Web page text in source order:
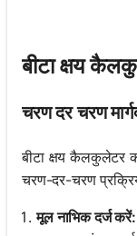
बीटा क्षय
चरण दर चरण
बीटा क्षय कैलकुलेटर
चरण-दर-चरण
मूल नाभिक दर्ज करें: